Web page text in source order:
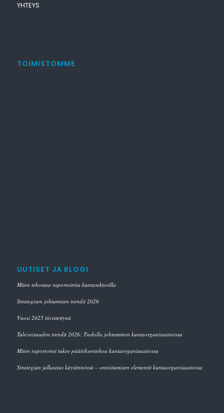
YHTEYS
TOIMISTOMME
UUTISET JA BLOGI
Miten tehostaa raportointia kuntasektorilla
Strategisen johtamisen trendit 2026
Vuosi 2025 tiivistettynä
Tulevaisuuden trendit 2026: Tiedolla johtaminen kuntaorganisaatioissa
Miten raportointi tukee päätöksentekoa kuntaorganisaatiossa
Strategian jalkautus käytännössä – onnistumisen elementit kuntaorganisaatiossa